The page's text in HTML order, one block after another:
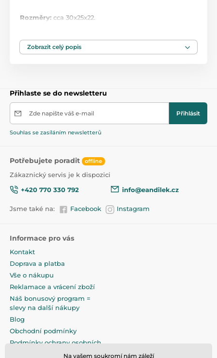
Rozměry: cca 30x25x22.
aktuální nabídky.
Zobrazit celý popis
Přihlaste se do newsletteru
Zde napište váš e-mail Přihlásit
Souhlas se zasíláním newsletterů
Potřebujete poradit offline
Zákaznický servis je k dispozici
+420 770 330 792
info@eandilek.cz
Jsme také na: Facebook Instagram
Informace pro vás
Kontakt
Doprava a platba
Vše o nákupu
Reklamace a vrácení zboží
Náš bonusový program =
slevy na další nákupy
Blog
Obchodní podmínky
Podmínky ochrany osobních
Na vašem soukromí nám záleží